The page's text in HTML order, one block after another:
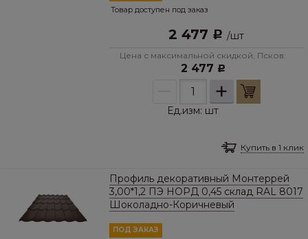
Товар доступен под заказ
2 477 Р /шт
Цена с максимальной скидкой, Псков:
2 477 Р
+
Ед.изм: шт
Купить в 1 клик
Профиль декоративный Монтеррей
3,00*1,2 ПЭ НОРД 0,45 cклад RAL 8017
Шоколадно-Коричневый
ПОД ЗАКАЗ